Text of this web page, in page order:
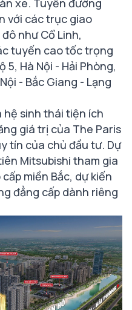
xe. Tuyến đường
với các trục giao
như Cổ Linh,
tuyến cao tốc trọng
Hà Nội - Hải Phòng,
- Bắc Giang - Lạng
hệ sinh thái tiện ích
giá trị của The Paris
tín của chủ đầu tư. Dự
Mitsubishi tham gia
miền Bắc, dự kiến
đẳng cấp dành riêng